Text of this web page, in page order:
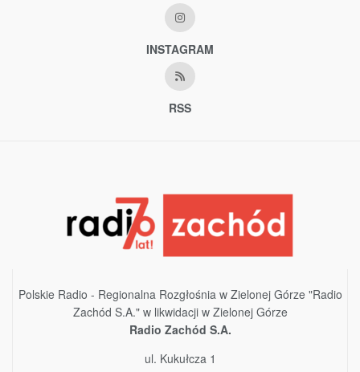
INSTAGRAM
RSS
Polskie Radio - Regionalna Rozgłośnia w Zielonej Górze "Radio
Zachód S.A." w likwidacji w Zielonej Górze
Radio Zachód S.A.
ul. Kukułcza 1